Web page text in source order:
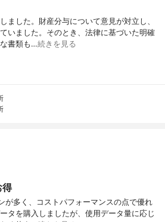
ました。財産分与について意見が対立し、
いました。そのとき、法律に基づいた明確
書類も…続きを見る
得
が多く、コストパフォーマンスの点で優れ
タを購入しましたが、使用データ量に応じ